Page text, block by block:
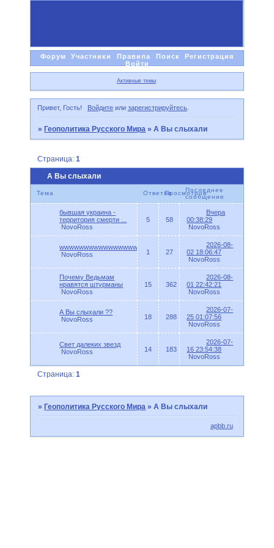
Форум Участники Правила Поиск
Регистрация
Войти
Активные темы
Привет, Гость! Войдитеили зарегистрируйтесь.
»Геополитика Русского Мира »А Вы слыхали
А Вы слыхали
Страница:1
Тема ОтветовПросмотров
Последнее
сообщение
бывшая украина -
территория смерти ...
NovoRoss
5 58
Вчера
00:38:29
NovoRoss
wwwwwwwwwwwwwwwwwwwwwwwwww
NovoRoss
1 27
2026-08-
02 18:06:47
NovoRoss
Почему Ведьмам
нравятся штурманы
NovoRoss
15 362
2026-08-
01 22:42:21
NovoRoss
А Вы слыхали ??
NovoRoss
18 288
2026-07-
25 01:07:56
NovoRoss
Свет далеких звезд
NovoRoss
14 183
2026-07-
16 23:54:38
NovoRoss
Страница:1
»Геополитика Русского Мира »А Вы слыхали
apbb.ru